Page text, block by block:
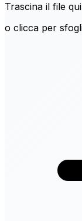
Trascina il file qui
o clicca per